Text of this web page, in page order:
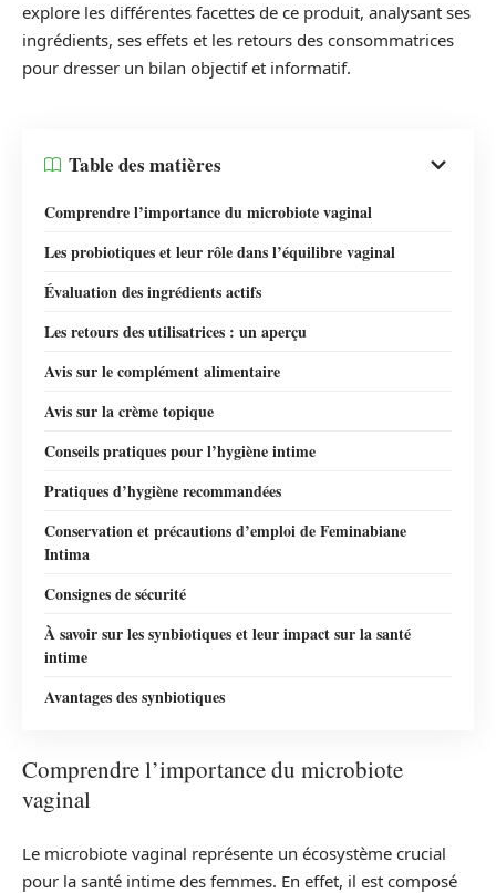
explore les différentes facettes de ce produit, analysant ses
ingrédients, ses effets et les retours des consommatrices
pour dresser un bilan objectif et informatif.
Table des matières
Comprendre l’importance du microbiote vaginal
Les probiotiques et leur rôle dans l’équilibre vaginal
Évaluation des ingrédients actifs
Les retours des utilisatrices : un aperçu
Avis sur le complément alimentaire
Avis sur la crème topique
Conseils pratiques pour l’hygiène intime
Pratiques d’hygiène recommandées
Conservation et précautions d’emploi de Feminabiane
Intima
Consignes de sécurité
À savoir sur les synbiotiques et leur impact sur la santé
intime
Avantages des synbiotiques
Comprendre l’importance du microbiote
vaginal
Le microbiote vaginal représente un écosystème crucial
pour la santé intime des femmes. En effet, il est composé